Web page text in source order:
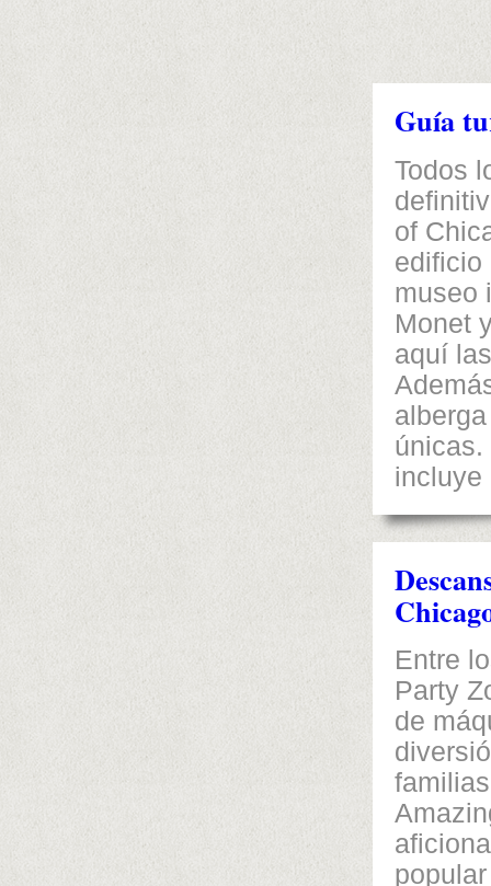
Guía
Todos
of
edificio
museo
Monet
aquí
únicas.
Entre
Party
de